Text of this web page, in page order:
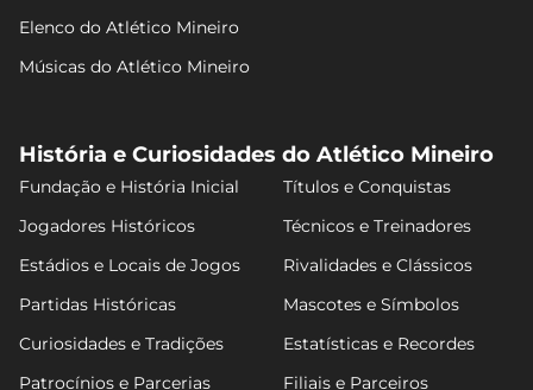
Elenco do Atlético Mineiro
Músicas do Atlético Mineiro
História e Curiosidades do Atlético Mineiro
Fundação e História Inicial
Títulos e Conquistas
Jogadores Históricos
Técnicos e Treinadores
Estádios e Locais de Jogos
Rivalidades e Clássicos
Partidas Históricas
Mascotes e Símbolos
Curiosidades e Tradições
Estatísticas e Recordes
Patrocínios e Parcerias
Filiais e Parceiros